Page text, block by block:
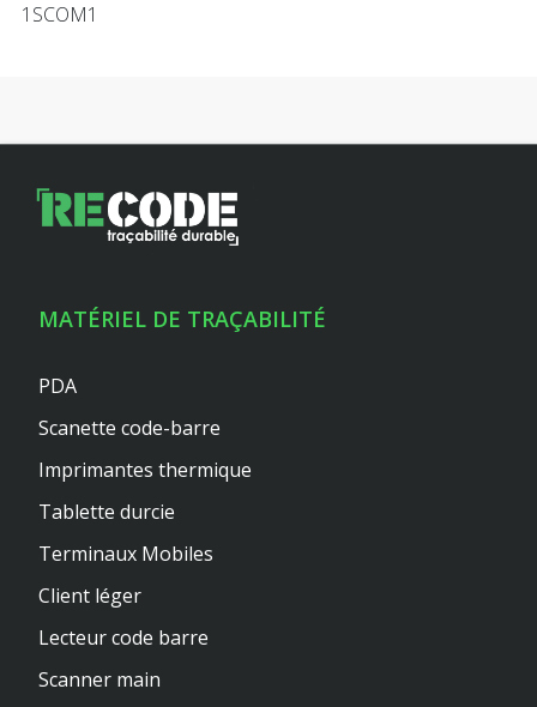
1SCOM1
MATÉRIEL DE TRAÇABILITÉ
PDA
Scanette code-barre
Imprimantes thermique
Tablette durcie
Terminaux Mobiles
Client léger
Lecteur code barre
Scanner main